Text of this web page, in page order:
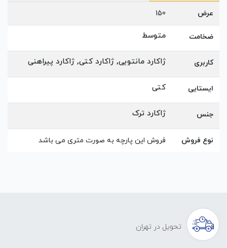
عرض 150
ضخامت متوسط
کاربری ژاکارد مانتویی, ژاکارد کتی, ژاکارد پیراهنی
ایستایی کتی
جنس ژاکارد ترک
نوع فروش فروش این پارچه به صورت متری می باشد
تحویل در تهران